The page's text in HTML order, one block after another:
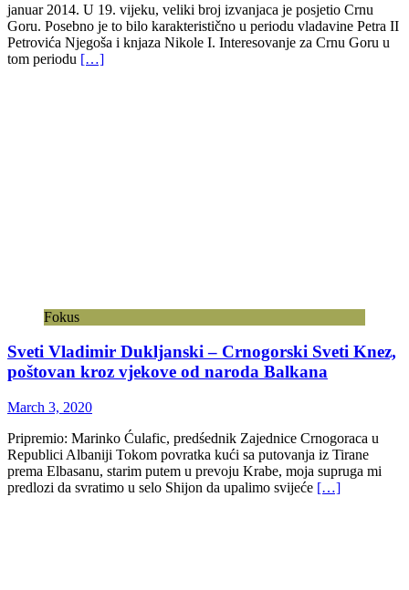
januar 2014. U 19. vijeku, veliki broj izvanjaca je posjetio Crnu
Goru. Posebno je to bilo karakteristično u periodu vladavine Petra II
Petrovića Njegoša i knjaza Nikole I. Interesovanje za Crnu Goru u
tom periodu […]
Fokus
Sveti Vladimir Dukljanski – Crnogorski Sveti Knez,
poštovan kroz vjekove od naroda Balkana
March 3, 2020
Pripremio: Marinko Ćulafic, predśednik Zajednice Crnogoraca u
Republici Albaniji Tokom povratka kući sa putovanja iz Tirane
prema Elbasanu, starim putem u prevoju Krabe, moja supruga mi
predlozi da svratimo u selo Shijon da upalimo svijeće […]